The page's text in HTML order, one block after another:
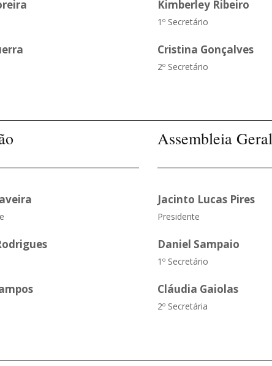
Kimberley Ribeiro
1º Secretário
Cristina Gonçalves
2º Secretário
Assembleia Geral
Jacinto Lucas Pires
Presidente
Daniel Sampaio
1º Secretário
Cláudia Gaiolas
2º Secretária